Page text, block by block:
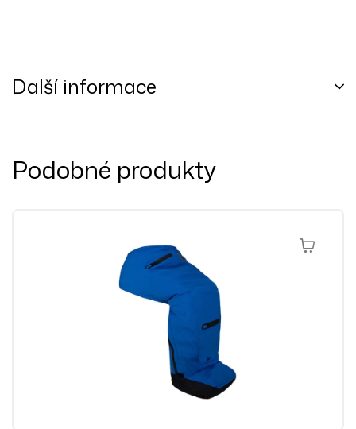
Další informace
Podobné produkty
Výběr